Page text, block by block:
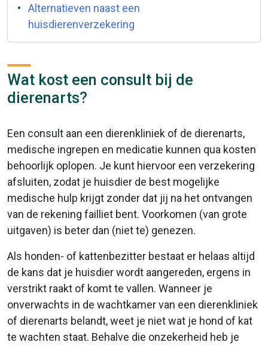
Alternatieven naast een
huisdierenverzekering
Wat kost een consult bij de
dierenarts?
Een consult aan een dierenkliniek of de dierenarts,
medische ingrepen en medicatie kunnen qua kosten
behoorlijk oplopen. Je kunt hiervoor een verzekering
afsluiten, zodat je huisdier de best mogelijke
medische hulp krijgt zonder dat jij na het ontvangen
van de rekening failliet bent. Voorkomen (van grote
uitgaven) is beter dan (niet te) genezen.
Als honden- of kattenbezitter bestaat er helaas altijd
de kans dat je huisdier wordt aangereden, ergens in
verstrikt raakt of komt te vallen. Wanneer je
onverwachts in de wachtkamer van een dierenkliniek
of dierenarts belandt, weet je niet wat je hond of kat
te wachten staat. Behalve die onzekerheid heb je